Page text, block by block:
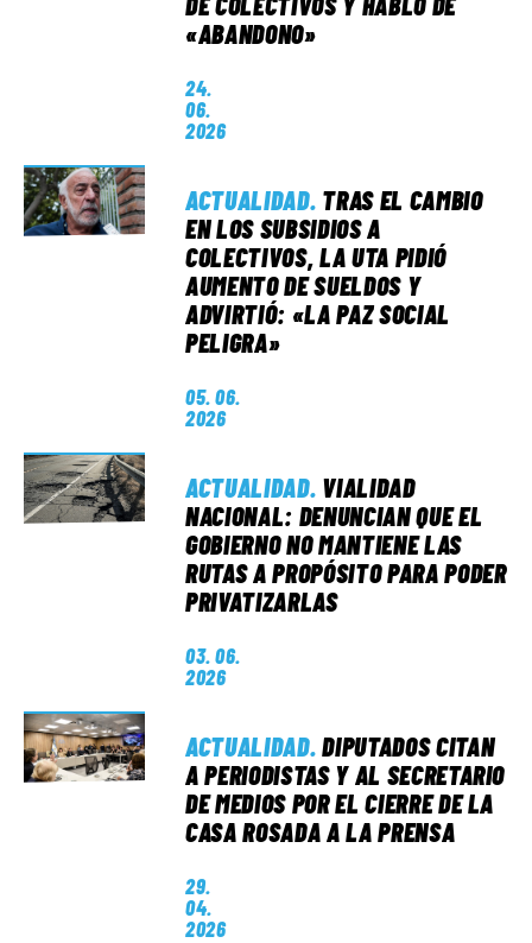
«ABANDONO»
24.
06.
2026
ACTUALIDAD. TRAS EL CAMBIO
EN LOS SUBSIDIOS A
COLECTIVOS, LA UTA PIDIÓ
AUMENTO DE SUELDOS Y
ADVIRTIÓ: «LA PAZ SOCIAL
PELIGRA»
05. 06.
2026
ACTUALIDAD. VIALIDAD
NACIONAL: DENUNCIAN QUE EL
GOBIERNO NO MANTIENE LAS
RUTAS A PROPÓSITO PARA PODER
PRIVATIZARLAS
03. 06.
2026
ACTUALIDAD. DIPUTADOS CITAN
A PERIODISTAS Y AL SECRETARIO
DE MEDIOS POR EL CIERRE DE LA
CASA ROSADA A LA PRENSA
29.
04.
2026